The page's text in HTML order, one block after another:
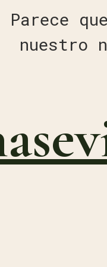
Parece
nuestro